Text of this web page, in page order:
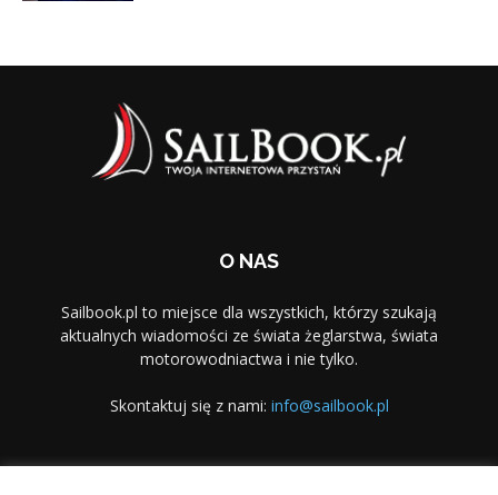
O NAS
Sailbook.pl to miejsce dla wszystkich, którzy szukają
aktualnych wiadomości ze świata żeglarstwa, świata
motorowodniactwa i nie tylko.
Skontaktuj się z nami: info@sailbook.pl